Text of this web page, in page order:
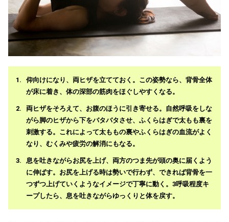
仰向けになり、両ヒザを立てておく。この姿勢なら、背骨全体
が床に着き、体の深部の筋肉をほぐしやすくなる。
両ヒザをそろえて、お腹のほうに引き寄せる。自然呼吸をしな
がら脚のヒザから下をバタバタさせ、ふくらはぎで太もも裏を
刺激する。これによって太ももの裏やふくらはぎの血流がよく
なり、むくみや疲労の解消にもなる。
息を吐きながらお尻を上げ、両方のつま先が頭の奥に届くよう
に伸ばす。お尻を上げる時は勢いで行わず、できれば背骨を一
つずつ上げていくようなイメージで丁寧に動く。3呼吸程度キ
ープしたら、息を吐きながらゆっくりと体を戻す。